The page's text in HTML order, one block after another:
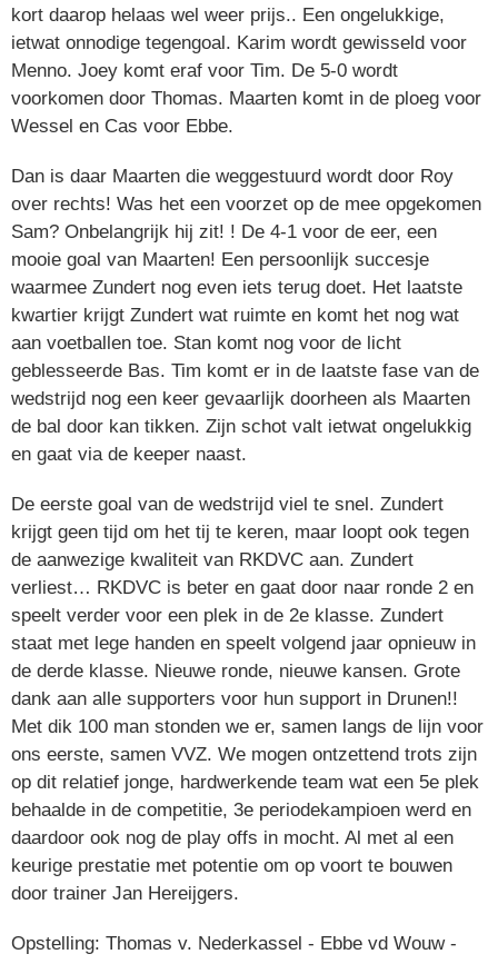
kort daarop helaas wel weer prijs.. Een ongelukkige,
ietwat onnodige tegengoal. Karim wordt gewisseld voor
Menno. Joey komt eraf voor Tim. De 5-0 wordt
voorkomen door Thomas. Maarten komt in de ploeg voor
Wessel en Cas voor Ebbe.
Dan is daar Maarten die weggestuurd wordt door Roy
over rechts! Was het een voorzet op de mee opgekomen
Sam? Onbelangrijk hij zit! ! De 4-1 voor de eer, een
mooie goal van Maarten! Een persoonlijk succesje
waarmee Zundert nog even iets terug doet. Het laatste
kwartier krijgt Zundert wat ruimte en komt het nog wat
aan voetballen toe. Stan komt nog voor de licht
geblesseerde Bas. Tim komt er in de laatste fase van de
wedstrijd nog een keer gevaarlijk doorheen als Maarten
de bal door kan tikken. Zijn schot valt ietwat ongelukkig
en gaat via de keeper naast.
De eerste goal van de wedstrijd viel te snel. Zundert
krijgt geen tijd om het tij te keren, maar loopt ook tegen
de aanwezige kwaliteit van RKDVC aan. Zundert
verliest… RKDVC is beter en gaat door naar ronde 2 en
speelt verder voor een plek in de 2e klasse. Zundert
staat met lege handen en speelt volgend jaar opnieuw in
de derde klasse. Nieuwe ronde, nieuwe kansen. Grote
dank aan alle supporters voor hun support in Drunen!!
Met dik 100 man stonden we er, samen langs de lijn voor
ons eerste, samen VVZ. We mogen ontzettend trots zijn
op dit relatief jonge, hardwerkende team wat een 5e plek
behaalde in de competitie, 3e periodekampioen werd en
daardoor ook nog de play offs in mocht. Al met al een
keurige prestatie met potentie om op voort te bouwen
door trainer Jan Hereijgers.
Opstelling: Thomas v. Nederkassel - Ebbe vd Wouw -